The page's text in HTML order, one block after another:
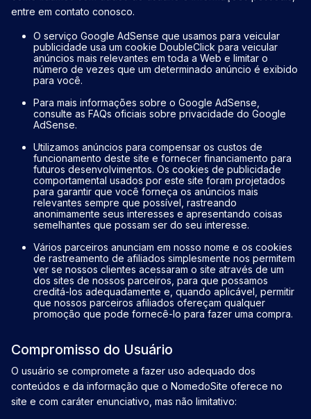
entre em contato conosco.
O serviço Google AdSense que usamos para veicular
publicidade usa um cookie DoubleClick para veicular
anúncios mais relevantes em toda a Web e limitar o
número de vezes que um determinado anúncio é exibido
para você.
Para mais informações sobre o Google AdSense,
consulte as FAQs oficiais sobre privacidade do Google
AdSense.
Utilizamos anúncios para compensar os custos de
funcionamento deste site e fornecer financiamento para
futuros desenvolvimentos. Os cookies de publicidade
comportamental usados ​​por este site foram projetados
para garantir que você forneça os anúncios mais
relevantes sempre que possível, rastreando
anonimamente seus interesses e apresentando coisas
semelhantes que possam ser do seu interesse.
Vários parceiros anunciam em nosso nome e os cookies
de rastreamento de afiliados simplesmente nos permitem
ver se nossos clientes acessaram o site através de um
dos sites de nossos parceiros, para que possamos
creditá-los adequadamente e, quando aplicável, permitir
que nossos parceiros afiliados ofereçam qualquer
promoção que pode fornecê-lo para fazer uma compra.
Compromisso do Usuário
O usuário se compromete a fazer uso adequado dos
conteúdos e da informação que o NomedoSite oferece no
site e com caráter enunciativo, mas não limitativo: